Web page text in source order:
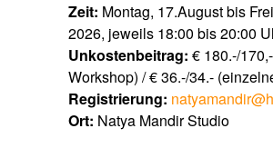
Zeit: Montag, 17.August bis
2026, jeweils 18:00 bis 20:00
Unkostenbeitrag: € 180.-/
Workshop) / € 36.-/34.-
Registrierung:
Ort: Natya Mandir Studio